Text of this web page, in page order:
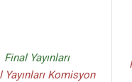
Final Yayınları
Yayınları Komisyon